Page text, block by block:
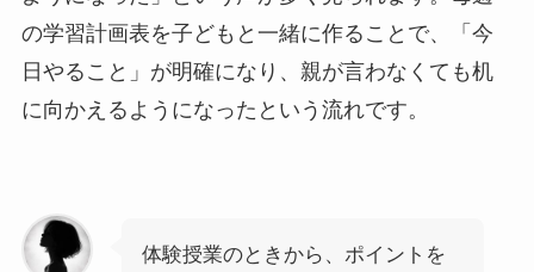
の学習計画表を子どもと一緒に作ることで、「今
日やること」が明確になり、親が言わなくても机
に向かえるようになったという流れです。
体験授業のときから、ポイントを